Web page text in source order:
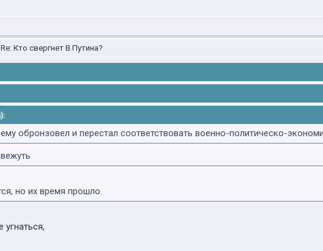
Re: Кто свергнет В.Путина?
обронзовел и перестал соответствовать военно-политическо-
но их время прошло.